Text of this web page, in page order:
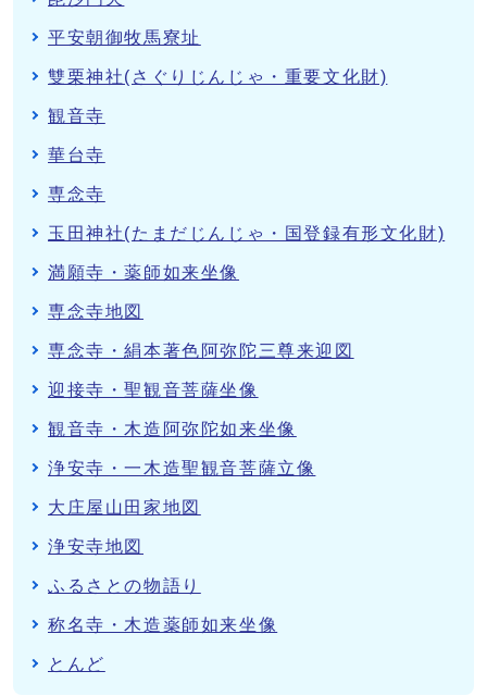
平安朝御牧馬寮址
雙栗神社(さぐりじんじゃ・重要文化財)
観音寺
華台寺
専念寺
玉田神社(たまだじんじゃ・国登録有形文化財)
満願寺・薬師如来坐像
専念寺地図
専念寺・絹本著色阿弥陀三尊来迎図
迎接寺・聖観音菩薩坐像
観音寺・木造阿弥陀如来坐像
浄安寺・一木造聖観音菩薩立像
大庄屋山田家地図
浄安寺地図
ふるさとの物語り
称名寺・木造薬師如来坐像
とんど